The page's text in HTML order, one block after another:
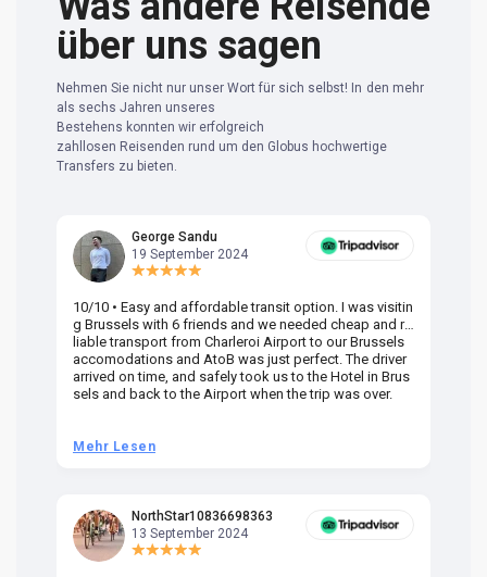
über uns sagen
Nehmen Sie nicht nur unser Wort für sich selbst! In den mehr
als sechs Jahren unseres
Bestehens konnten wir erfolgreich
zahllosen Reisenden rund um den Globus hochwertige
Transfers zu bieten.
George Sandu
19 September 2024
10/10 • Easy and affordable transit option. I was visitin
g Brussels with 6 friends and we needed cheap and re
liable transport from Charleroi Airport to our Brussels
accomodations and AtoB was just perfect. The driver
arrived on time, and safely took us to the Hotel in Brus
sels and back to the Airport when the trip was over.
Mehr Lesen
NorthStar10836698363
13 September 2024